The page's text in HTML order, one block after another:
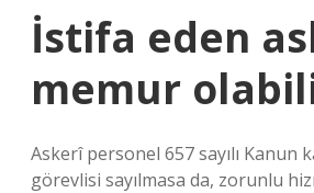
İstifa eden
memur
Askerî personel 657 sayılı Kanun
görevlisi sayılmasa da, zorunlu